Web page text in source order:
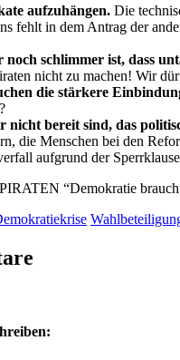
aufzuhängen. Die
fehlt in dem Antrag der
noch schlimmer ist, dass
nicht zu machen! Wir
die stärkere
nicht bereit sind, das
die Menschen bei den
aufgrund der
“Demokratie